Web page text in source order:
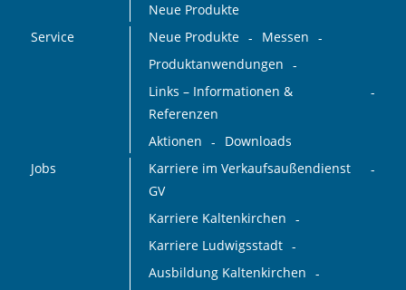
Neue Produkte
Service
Neue Produkte
Messen
Produktanwendungen
Links – Informationen &
Referenzen
Aktionen
Downloads
Jobs
Karriere im Verkaufsaußendienst
GV
Karriere Kaltenkirchen
Karriere Ludwigsstadt
Ausbildung Kaltenkirchen